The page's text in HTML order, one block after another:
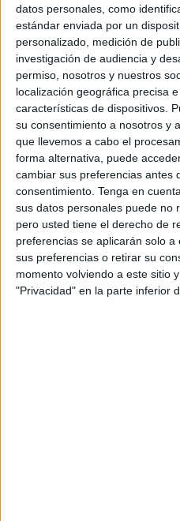
datos personales, como
estándar enviada por un
personalizado, medición de
investigación de audiencia y
permiso, nosotros y nuestros
localización geográfica precisa
características de dispositivos.
su consentimiento a nosotros y
que llevemos a cabo el
forma alternativa, puede
cambiar sus preferencias antes
consentimiento. Tenga en
sus datos personales puede no
pero usted tiene el derecho de
preferencias se aplicarán solo
sus preferencias o retirar su
momento volviendo a este sitio
"Privacidad" en la parte inferior
el mismo Emilio Carreira,
determinado que Acemsa
aproximado de 10 millones
elegida había sido capaz de
mayores en las obras de la
empresa privada en la que
bien claro que no estaba
elegirlo porque provenía de
definió como “amiga”.
RelatedPosts
El Gobierno de
extraordinaria